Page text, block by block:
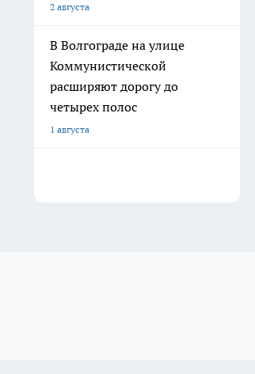
2 августа
В Волгограде на улице
Коммунистической
расширяют дорогу до
четырех полос
1 августа